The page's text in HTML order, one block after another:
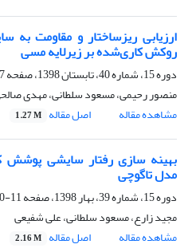
روکش کاری‌شده بر زیرلایه مسی
دوره 15، شماره 40، تابستان 1398، صفحه
منصور رحیمی، مسعود سلطانی، مهدی
مشاهده مقاله
اصل مقاله 1.27 M
بهینه سازی رفتار سایشی پوشش
مدل تاگوچی
دوره 15، شماره 39، بهار 1398، صفحه
11-30
مجید زارع، مسعود سلطانی، علی شفیعی
مشاهده مقاله
اصل مقاله 2.16 M